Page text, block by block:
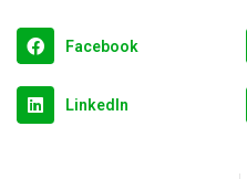
Facebook
LinkedIn